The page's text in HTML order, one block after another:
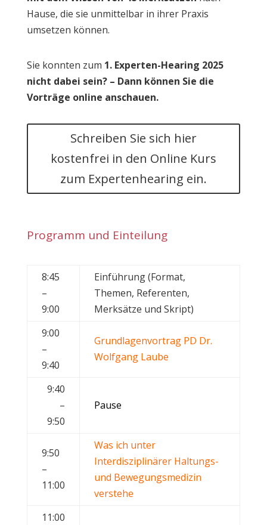
Hause, die sie unmittelbar in ihrer Praxis
umsetzen können.
Sie konnten zum 1. Experten-Hearing 2025
nicht dabei sein? – Dann können Sie die
Vorträge online anschauen.
Schreiben Sie sich hier
kostenfrei in den Online Kurs
zum Expertenhearing ein.
Programm und Einteilung
8:45
–
9:00
Einführung (Format,
Themen, Referenten,
Merksätze und Skript)
9:00
–
9:40
Grundlagenvortrag PD Dr.
Wolfgang Laube
9:40
–
9:50
Pause
9:50
–
11:00
Was ich unter
Interdisziplinärer Haltungs-
und Bewegungsmedizin
verstehe
11:00